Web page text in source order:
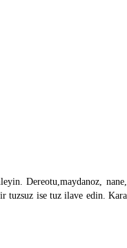
Dereotu,maydanoz,
tuzsuz ise tuz ilave edin.